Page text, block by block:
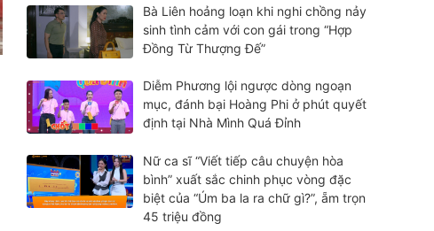
Bà Liên hoảng loạn khi nghi chồng nảy
sinh tình cảm với con gái trong “Hợp
Đồng Từ Thượng Đế”
Diễm Phương lội ngược dòng ngoạn
mục, đánh bại Hoàng Phi ở phút quyết
định tại Nhà Mình Quá Đỉnh
Nữ ca sĩ “Viết tiếp câu chuyện hòa
bình” xuất sắc chinh phục vòng đặc
biệt của “Úm ba la ra chữ gì?”, ẵm trọn
45 triệu đồng